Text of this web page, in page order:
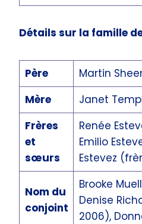
Détails sur la famille
Père
Martin
Mère
Janet
Frères
et
sœurs
Renée
Emilio
Estevez
Nom du
conjoint
Brooke
Denise
2006),